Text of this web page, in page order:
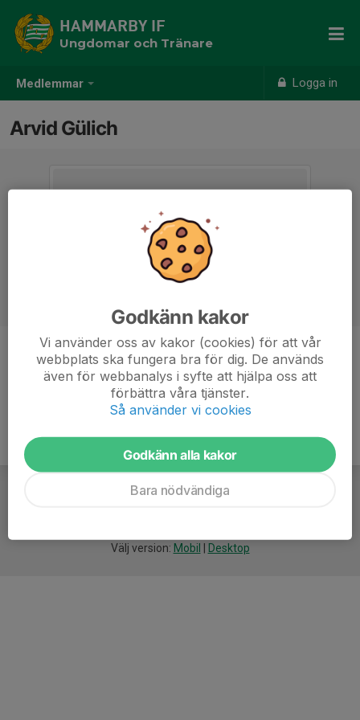
Medlemmar Logga in
HAMMARBY IF
Ungdomar och Tränare
Arvid Gülich
Ålder 11 år
Välj version: Mobil Desktop
Godkänn kakor
Vi använder oss av kakor (cookies) för att vår
webbplats ska fungera bra för dig. De används
även för webbanalys i syfte att hjälpa oss att
förbättra våra tjänster.
Så använder vi cookies
Godkänn alla kakor
Bara nödvändiga